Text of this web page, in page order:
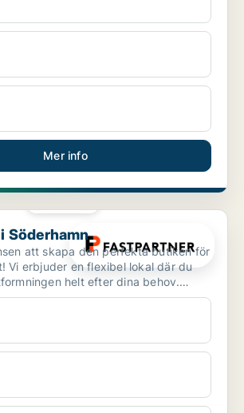
Mer info
Söderhamn
att skapa den perfekta butiken för
Vi erbjuder en flexibel lokal där du
helt efter dina behov.